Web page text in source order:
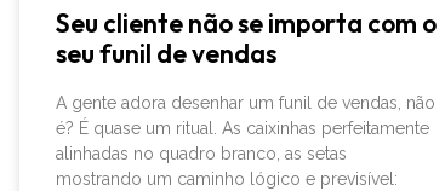
Seu cliente não se importa com o
seu funil de vendas
A gente adora desenhar um funil de vendas, não
é? É quase um ritual. As caixinhas perfeitamente
alinhadas no quadro branco, as setas
mostrando um caminho lógico e previsível: